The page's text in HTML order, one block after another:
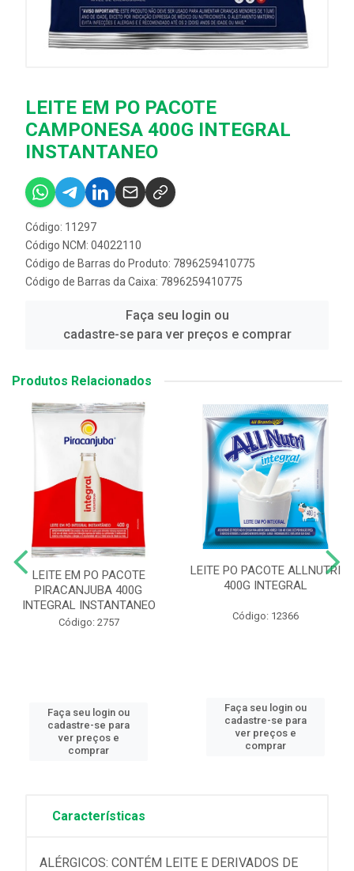
LEITE EM PO PACOTE
CAMPONESA 400G INTEGRAL
INSTANTANEO
Código: 11297
Código NCM: 04022110
Código de Barras do Produto: 7896259410775
Código de Barras da Caixa: 7896259410775
Faça seu login ou
cadastre-se para ver preços e comprar
Produtos Relacionados
LEITE EM PO PACOTE
PIRACANJUBA 400G
INTEGRAL INSTANTANEO
Código: 2757
Faça seu login ou
cadastre-se para
ver preços e
comprar
LEITE PO PACOTE ALLNUTRI
400G INTEGRAL
Código: 12366
Faça seu login ou
cadastre-se para
ver preços e
comprar
Características
ALÉRGICOS: CONTÉM LEITE E DERIVADOS DE